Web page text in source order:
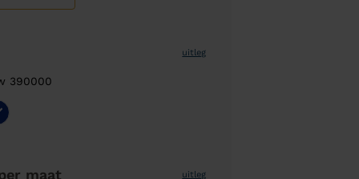
uitleg
390000
maat uitleg